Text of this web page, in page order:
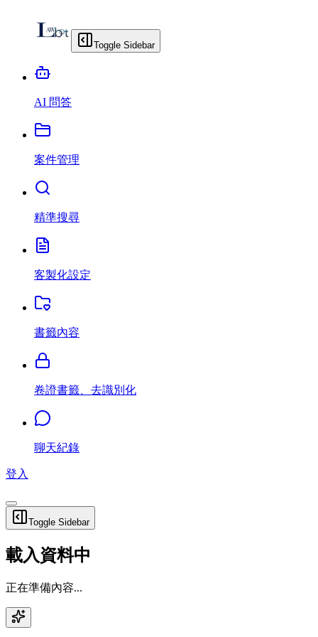
Toggle Sidebar
AI 問答
案件管理
精準搜尋
客製化設定
書籤內容
卷證書籤、去識別化
聊天紀錄
登入
Toggle Sidebar
載入資料中
正在準備內容...